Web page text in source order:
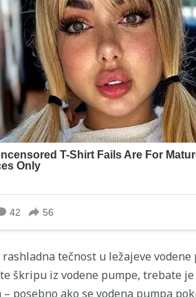
tečnost u ležajeve
škripu iz vodene pumpe, trebate
posebno ako se vodena pumpa